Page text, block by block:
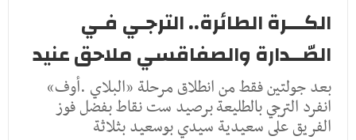
الكـــرة الطائرة.. الترجـي فـي
الصّــدارة والصفاقسي ملاحق عنيد
بعد جولتين فقط من انطلاق مرحلة «البلاي .أوف»
انفرد الترجي بالطليعة برصيد ست نقاط بفضل فوز
الفريق على سعيدية سيدي بوسعيد بثلاثة